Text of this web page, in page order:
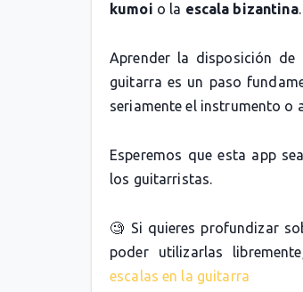
kumoi o la escala bizantina.
Aprender la disposición
guitarra es un paso
seriamente el instrumento o
Esperemos que esta app
los guitarristas.
🧐 Si quieres profundizar
poder utilizarlas
escalas en la guitarra